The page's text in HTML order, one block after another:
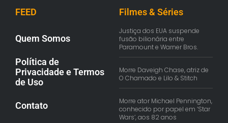
FEED
Quem Somos
Política de
Privacidade e Termos
de Uso
Contato
Filmes & Séries
Justiça dos EUA suspende
fusão bilionária entre
Paramount e Warner Bros.
Morre Daveigh Chase, atriz de
O Chamado e Lilo & Stitch
Morre ator Michael Pennington,
conhecido por papel em ‘Star
Wars’, aos 82 anos